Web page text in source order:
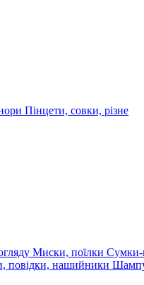
Пінцети, совки, різне
Миски, поїлки Сумки-
повідки, нашийники